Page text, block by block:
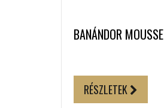
BANÁNDOR MOUSSE
RÉSZLETEK